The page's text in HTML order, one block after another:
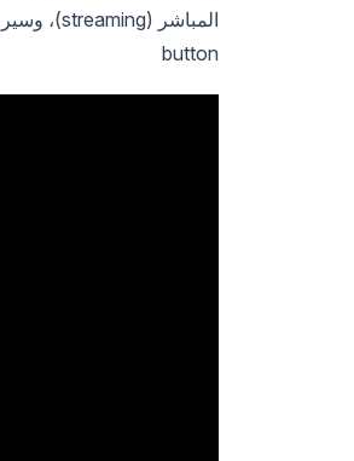
المباشر (streaming)، وسير عمل يعتمد على
button